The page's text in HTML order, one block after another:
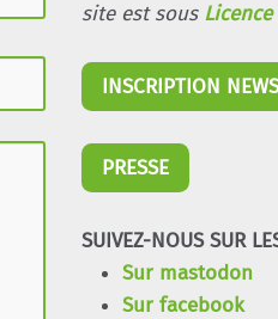
site est sous
INSCRIPTION
PRESSE
SUIVEZ-NOUS SUR
Sur mastodon
Sur facebook